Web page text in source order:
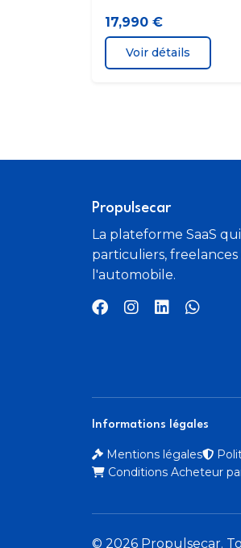
17,990 €
Voir détails
Propulsecar
La plateforme SaaS
particuliers,
l'automobile.
Informations légales
Mentions légales
Conditions Acheteur
© 2026 Propulsecar.